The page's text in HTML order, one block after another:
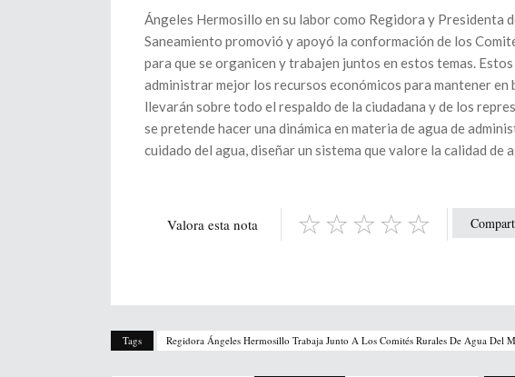
Ángeles Hermosillo en su labor como Regidora y Presidenta
Saneamiento promovió y apoyó la conformación de los
para que se organicen y trabajen juntos en estos temas.
administrar mejor los recursos económicos para mantener en
llevarán sobre todo el respaldo de la ciudadana y de los
se pretende hacer una dinámica en materia de agua de
cuidado del agua, diseñar un sistema que valore la calidad de
Valora esta nota
Tags Regidora Ángeles Hermosillo Trabaja Junto A Los Comités Rurales De Agua Del